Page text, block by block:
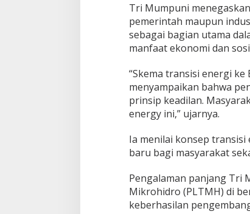
Tri Mumpuni
pemerintah maupun
sebagai bagian utama
manfaat ekonomi dan
“Skema transisi energi
menyampaikan bahwa
prinsip keadilan.
energy ini,” ujarnya.
Ia menilai konsep
baru bagi masyarakat
Pengalaman panjang Tri
Mikrohidro (PLTMH) di
keberhasilan